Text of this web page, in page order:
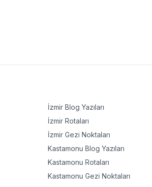
İzmir Blog Yazıları
İzmir Rotaları
İzmir Gezi Noktaları
Kastamonu Blog Yazıları
Kastamonu Rotaları
Kastamonu Gezi Noktaları